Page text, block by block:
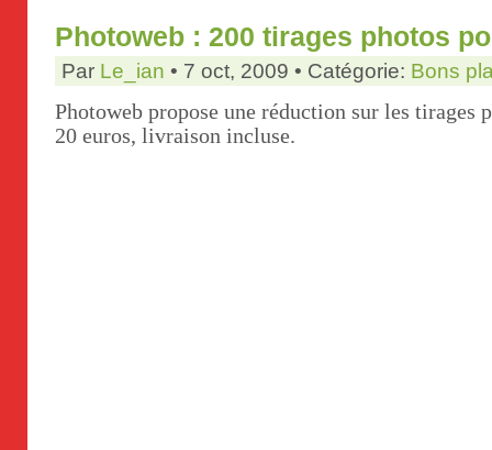
Photoweb : 200 tirages photos
Par Le_ian • 7 oct, 2009 • Catégorie: Bons
Photoweb propose une réduction sur les tirages
20 euros, livraison incluse.